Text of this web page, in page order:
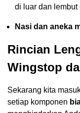
di luar dan lembut
Nasi dan aneka
Rincian
Wingstop
Sekarang kita
setiap komponen